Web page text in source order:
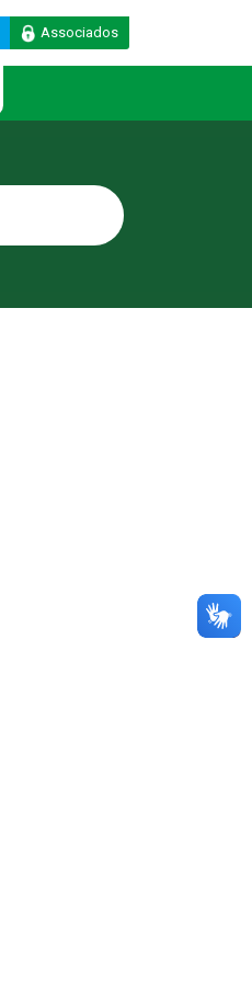
Associados